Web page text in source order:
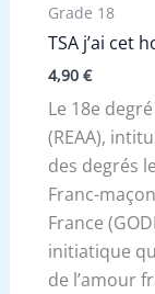
Grade 18
TSA j’ai cet
4,90 €
Le 18e
(REAA),
des degrés
Franc-
France
initiatique
de l’amour